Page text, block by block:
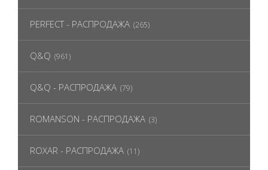
PERFECT - РАСПРОДАЖА (265)
Q&Q (961)
Q&Q - РАСПРОДАЖА (79)
ROMANSON - РАСПРОДАЖА (3)
ROXAR - РАСПРОДАЖА (11)